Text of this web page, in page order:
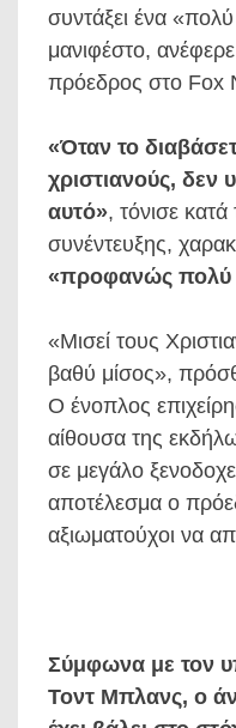
συντάξει ένα «πολύ
μανιφέστο,
πρόεδρος στο Fox
«Όταν το
χριστιανούς, δεν
αυτό», τόνισε κατά
συνέντευξης,
«προφανώς πολύ
«Μισεί τους
βαθύ μίσος»,
Ο ένοπλος
αίθουσα της
σε μεγάλο
αποτέλεσμα ο
αξιωματούχοι να
Σύμφωνα με τον
Τοντ Μπλανς, ο